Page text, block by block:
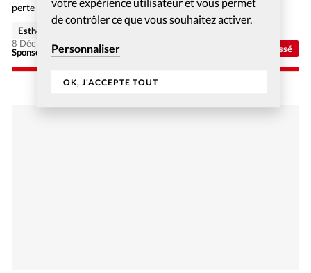
de contrôler ce que vous souhaitez activer.
Personnaliser
OK, J'ACCEPTE TOUT
Non classé
perte de toutes ces précieuses données, et la Bible…
Sponsorisé - Alliance Biblilque Française
Esther Hänggi
8 Déc 2020